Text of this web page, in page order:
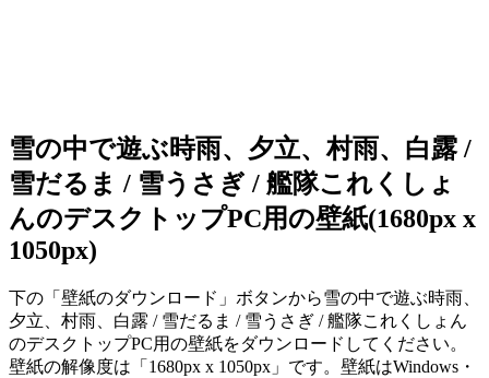
雪の中で遊ぶ時雨、夕立、村雨、白露 /
雪だるま / 雪うさぎ / 艦隊これくしょ
んのデスクトップPC用の壁紙(1680px x
1050px)
下の「壁紙のダウンロード」ボタンから雪の中で遊ぶ時雨、
夕立、村雨、白露 / 雪だるま / 雪うさぎ / 艦隊これくしょん
のデスクトップPC用の壁紙をダウンロードしてください。
壁紙の解像度は「1680px x 1050px」です。壁紙はWindows・